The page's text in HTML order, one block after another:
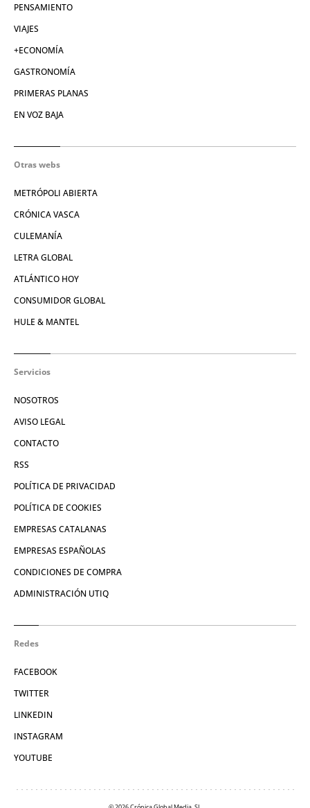
PENSAMIENTO
VIAJES
+ECONOMÍA
GASTRONOMÍA
PRIMERAS PLANAS
EN VOZ BAJA
Otras webs
METRÓPOLI ABIERTA
CRÓNICA VASCA
CULEMANÍA
LETRA GLOBAL
ATLÁNTICO HOY
CONSUMIDOR GLOBAL
HULE & MANTEL
Servicios
NOSOTROS
AVISO LEGAL
CONTACTO
RSS
POLÍTICA DE PRIVACIDAD
POLÍTICA DE COOKIES
EMPRESAS CATALANAS
EMPRESAS ESPAÑOLAS
CONDICIONES DE COMPRA
ADMINISTRACIÓN UTIQ
Redes
FACEBOOK
TWITTER
LINKEDIN
INSTAGRAM
YOUTUBE